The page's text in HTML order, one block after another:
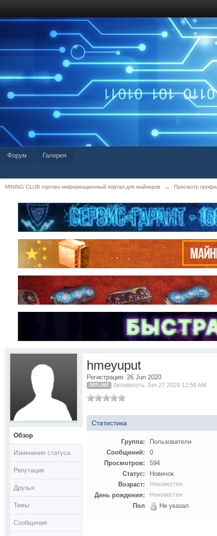
Форум Галерея
MINING CLUB торгово-информационный портал для майнеров → Просмотр
Обзор
Изменения статуса
Репутация
Друзья
Темы
Сообщения
hmeyuput
Регистрация: 26 Jun 2020
OFFLINE Активность: Jun 27 2020 12:56 AM
Статистика
Группа:
Пользователи
Сообщений:
0
Просмотров:
594
Статус:
Новичок
Возраст:
Неизвестен
День рождения: Неизвестен
Пол Не указал